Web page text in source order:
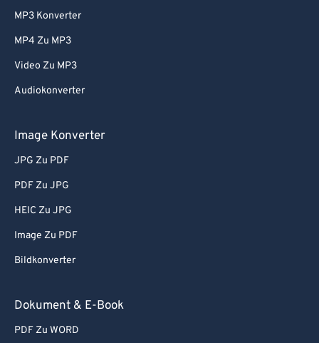
MP3 Konverter
MP4 Zu MP3
Video Zu MP3
Audiokonverter
Image Konverter
JPG Zu PDF
PDF Zu JPG
HEIC Zu JPG
Image Zu PDF
Bildkonverter
Dokument & E-Book
PDF Zu WORD